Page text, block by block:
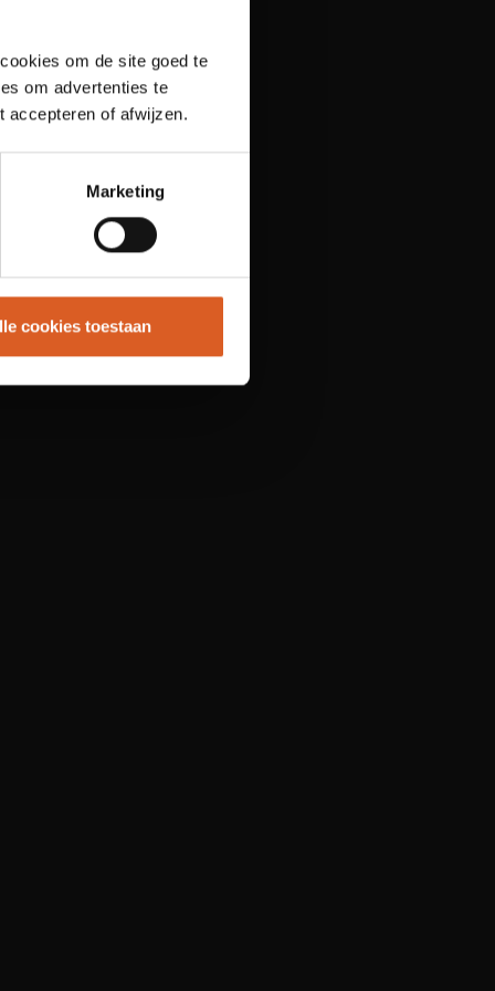
om de site goed te
om advertenties te
accepteren of afwijzen.
Marketing
cookies toestaan